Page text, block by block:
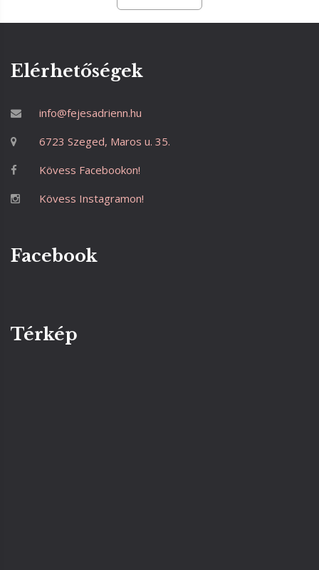
Elérhetőségek
info@fejesadrienn.hu
6723 Szeged, Maros u. 35.
Kövess Facebookon!
Kövess Instagramon!
Facebook
Térkép